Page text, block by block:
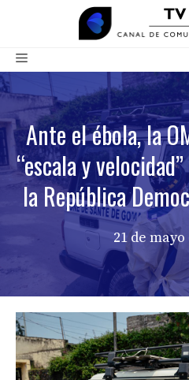
contenido
Menú
Ante el ébola, la
“escala y
la República
21 de mayo